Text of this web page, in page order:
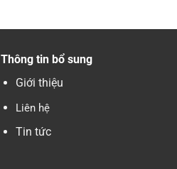
Thông tin bổ sung
Giới thiệu
Liên hệ
Tin tức